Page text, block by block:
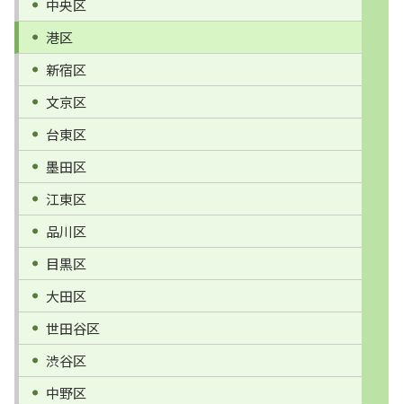
中央区
港区
新宿区
文京区
台東区
墨田区
江東区
品川区
目黒区
大田区
世田谷区
渋谷区
中野区